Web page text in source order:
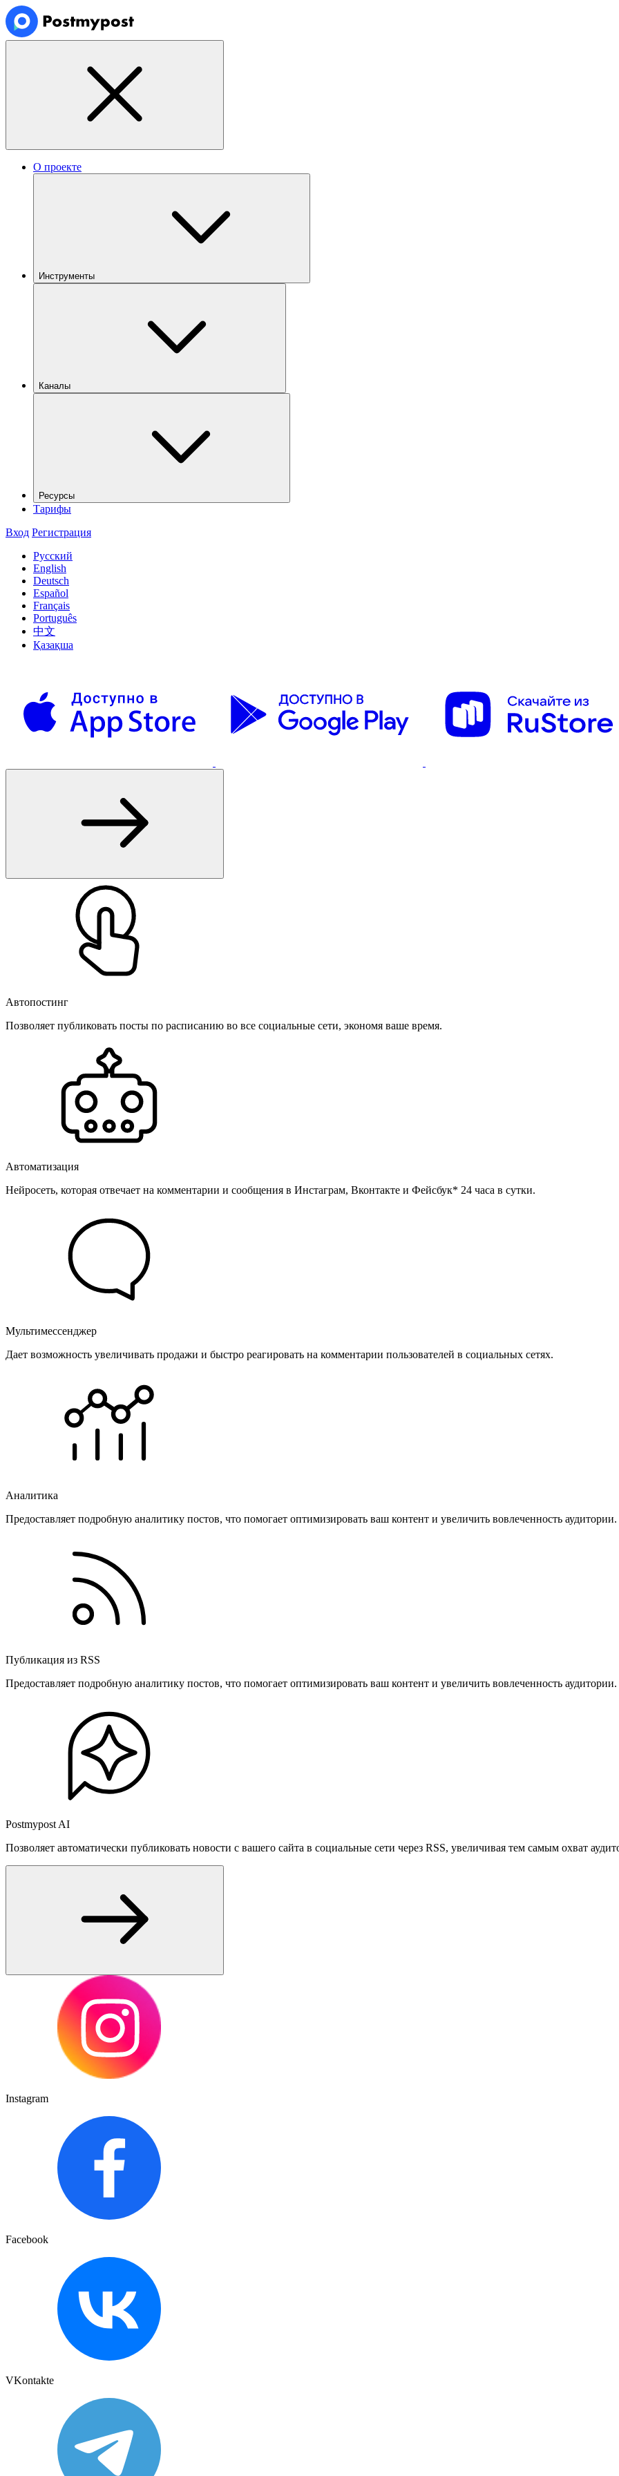
О проекте
Инструменты
Каналы
Ресурсы
Тарифы
Вход Регистрация
Русский
English
Deutsch
Español
Français
Português
中文
Қазақша
Автопостинг
Позволяет публиковать посты по расписанию во все социальные сети, экономя ваше время.
Автоматизация
Нейросеть, которая отвечает на комментарии и сообщения в Инстаграм, Вконтакте и Фейсбук* 24 часа в сутки.
Мультимессенджер
Дает возможность увеличивать продажи и быстро реагировать на комментарии пользователей в социальных сетях.
Аналитика
Предоставляет подробную аналитику постов, что помогает оптимизировать ваш контент и увеличить вовлеченность аудитории.
Публикация из RSS
Предоставляет подробную аналитику постов, что помогает оптимизировать ваш контент и увеличить вовлеченность аудитории.
Postmypost AI
Позволяет автоматически публиковать новости с вашего сайта в социальные сети через RSS, увеличивая тем самым охват
Instagram
Facebook
VKontakte